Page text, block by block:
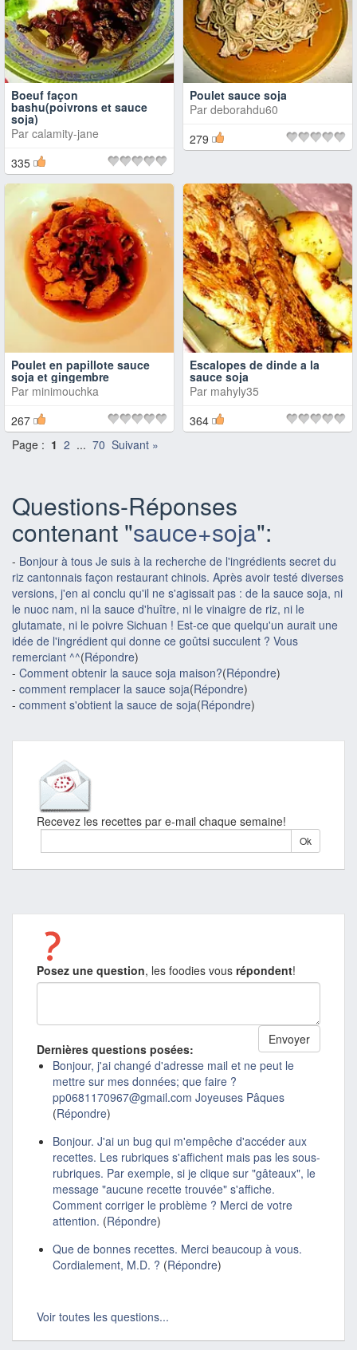
Boeuf façon
bashu(poivrons et sauce
soja)
Par calamity-jane
335
Poulet sauce soja
Par deborahdu60
279
Poulet en papillote sauce
soja et gingembre
Par minimouchka
267
Escalopes de dinde a la
sauce soja
Par mahyly35
364
Page : 1 2 ... 70 Suivant »
Questions-Réponses
contenant "sauce+soja":
- Bonjour à tous Je suis à la recherche de l'ingrédients secret du
riz cantonnais façon restaurant chinois. Après avoir testé diverses
versions, j'en ai conclu qu'il ne s'agissait pas : de la sauce soja, ni
le nuoc nam, ni la sauce d'huître, ni le vinaigre de riz, ni le
glutamate, ni le poivre Sichuan ! Est-ce que quelqu'un aurait une
idée de l'ingrédient qui donne ce goûtsi succulent ? Vous
remerciant ^^(Répondre)
- Comment obtenir la sauce soja maison?(Répondre)
- comment remplacer la sauce soja(Répondre)
- comment s'obtient la sauce de soja(Répondre)
Recevez les recettes par e-mail chaque semaine!
Posez une question, les foodies vous répondent!
Dernières questions posées:
Bonjour, j'ai changé d'adresse mail et ne peut le
mettre sur mes données; que faire ?
pp0681170967@gmail.com Joyeuses Pâques
(Répondre)
Bonjour. J'ai un bug qui m'empêche d'accéder aux
recettes. Les rubriques s'affichent mais pas les sous-
rubriques. Par exemple, si je clique sur "gâteaux", le
message "aucune recette trouvée" s'affiche.
Comment corriger le problème ? Merci de votre
attention. (Répondre)
Que de bonnes recettes. Merci beaucoup à vous.
Cordialement, M.D. ? (Répondre)
Voir toutes les questions...